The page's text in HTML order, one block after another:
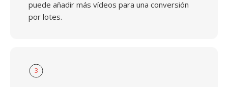
puede añadir más vídeos para una conversión
por lotes.
3